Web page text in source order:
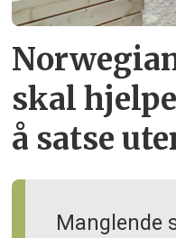
skal hjelpe
å satse
Manglende